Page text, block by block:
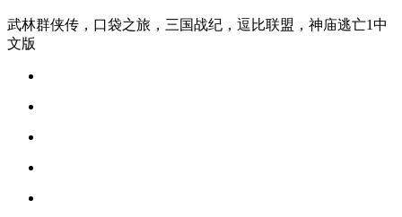
武林群侠传，口袋之旅，三国战纪，逗比联盟，神庙逃亡1中
文版